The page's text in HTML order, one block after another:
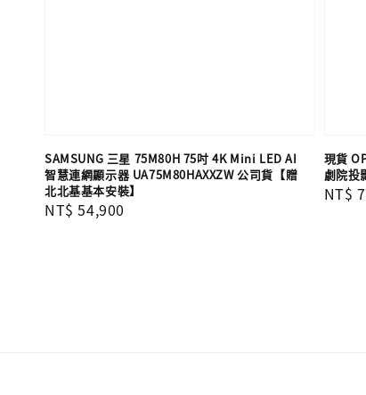
SAMSUNG 三星 75M80H 75吋 4K Mini LED AI
智慧連網顯示器 UA75M80HAXXZW 公司貨【贈
北北基基本安裝】
Regular
NT$ 54,900
現貨
劇院投
NT$